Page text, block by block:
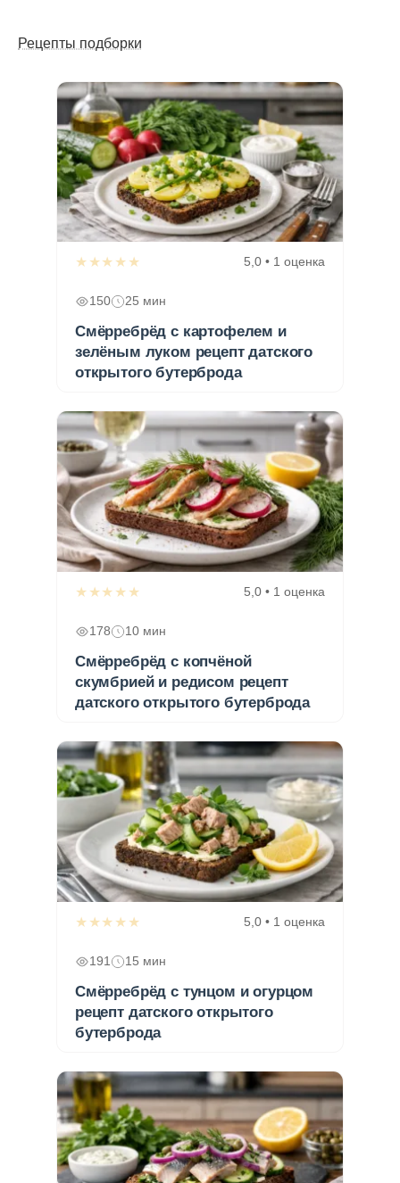
Рецепты подборки
★★★★★ 5,0 • 1 оценка
150 25 мин
Смёрребрёд с картофелем и
зелёным луком рецепт датского
открытого бутерброда
★★★★★ 5,0 • 1 оценка
178 10 мин
Смёрребрёд с копчёной
скумбрией и редисом рецепт
датского открытого бутерброда
★★★★★ 5,0 • 1 оценка
191 15 мин
Смёрребрёд с тунцом и огурцом
рецепт датского открытого
бутерброда